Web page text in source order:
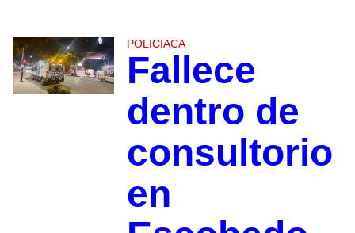
POLICIACA
Fallece
dentro de
consultorio
en